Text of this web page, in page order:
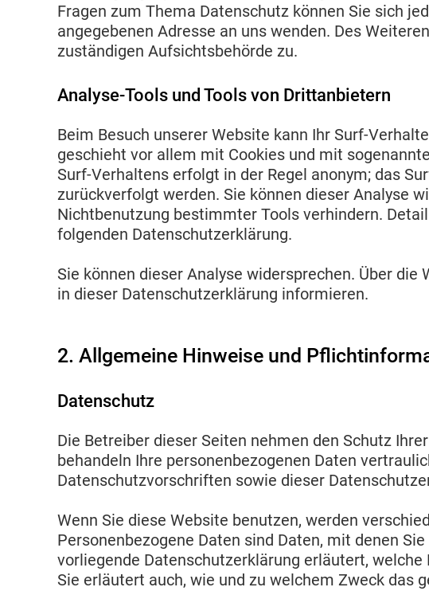
Fragen zum Thema Datenschutz können Sie sich
angegebenen Adresse an uns wenden. Des
zuständigen Aufsichtsbehörde zu.
Analyse-Tools und Tools von Drittanbietern
Beim Besuch unserer Website kann Ihr Surf-
geschieht vor allem mit Cookies und mit
Surf-Verhaltens erfolgt in der Regel anonym; das
zurückverfolgt werden. Sie können dieser Analyse
Nichtbenutzung bestimmter Tools verhindern.
folgenden Datenschutzerklärung.
Sie können dieser Analyse widersprechen. Über
in dieser Datenschutzerklärung informieren.
2. Allgemeine Hinweise und
Datenschutz
Die Betreiber dieser Seiten nehmen den Schutz
behandeln Ihre personenbezogenen Daten
Datenschutzvorschriften sowie dieser
Wenn Sie diese Website benutzen, werden
Personenbezogene Daten sind Daten, mit denen
vorliegende Datenschutzerklärung erläutert,
Sie erläutert auch, wie und zu welchem Zweck das